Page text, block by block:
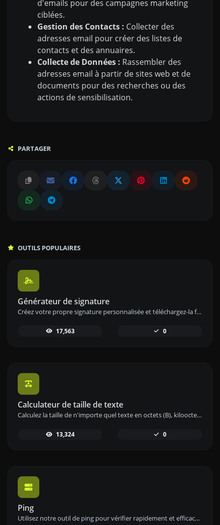
d'emails pour des campagnes marketing
ciblées.
Gestion des Contacts : Collecter des
adresses email pour créer des listes de
contacts et des annuaires.
Collecte de Données : Rassembler des
adresses email à partir de sites web et de
documents pour des recherches ou des
actions de sensibilisation.
PARTAGER
OUTILS POPULAIRES
Générateur de signature
Créez votre propre signature personnalisée et téléchargez-la facilement avec notre outil de génération de signatures pour des signatures électroniques personnalisées.
17,563 0
Calculateur de taille de texte
Calculez la taille de n'importe quel texte en octets (B), kilooctets (KB) ou mégaoctets (MB) à l'aide de notre outil de calcul de taille de texte.
13,324 0
Ping
Utilisez notre outil de ping pour vérifier rapidement et efficacement le statut et le temps de réponse de n'importe quel site web, serveur ou port.